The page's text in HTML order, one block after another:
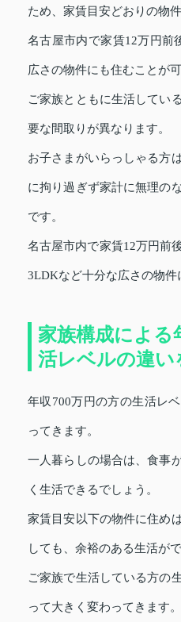
ため、家賃目安どおりの物
名古屋市内で家賃12万円前
広さの物件にも住むことが可
ご家族とともに生活してい
要な間取りが異なります。
お子さまがいらっしゃる方
に拘り過ぎず家計に無理の
です。
名古屋市内で家賃12万円前
3LDKなど十分な広さの物件
家族構成による
活レベルの違い
年収700万円の方の生活レ
ってきます。
一人暮らしの場合は、食事
く生活できるでしょう。
家賃目安以下の物件に住め
しても、余裕のある生活が
ご家族で生活している方の
って大きく変わってきます。